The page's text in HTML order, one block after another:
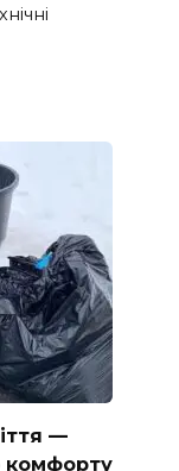
—
комфорту